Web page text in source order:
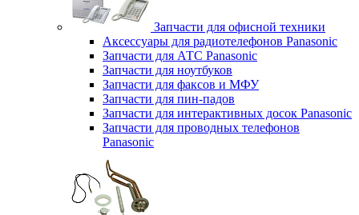
Запчасти для офисной техники
Аксессуары для радиотелефонов Panasonic
Запчасти для АТС Panasonic
Запчасти для ноутбуков
Запчасти для факсов и МФУ
Запчасти для пин-падов
Запчасти для интерактивных досок Panasonic
Запчасти для проводных телефонов
Panasonic